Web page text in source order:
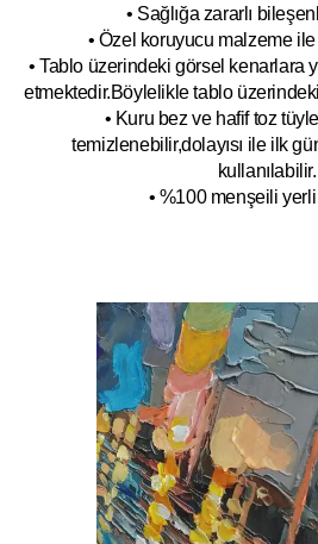
• Sağlığa zararlı
• Özel koruyucu malzeme
• Tablo üzerindeki görsel kenarlara
etmektedir.Böylelikle tablo
• Kuru bez ve hafif toz
temizlenebilir,dolayısı ile ilkg
kullanılabilir.
• %100 menşeili